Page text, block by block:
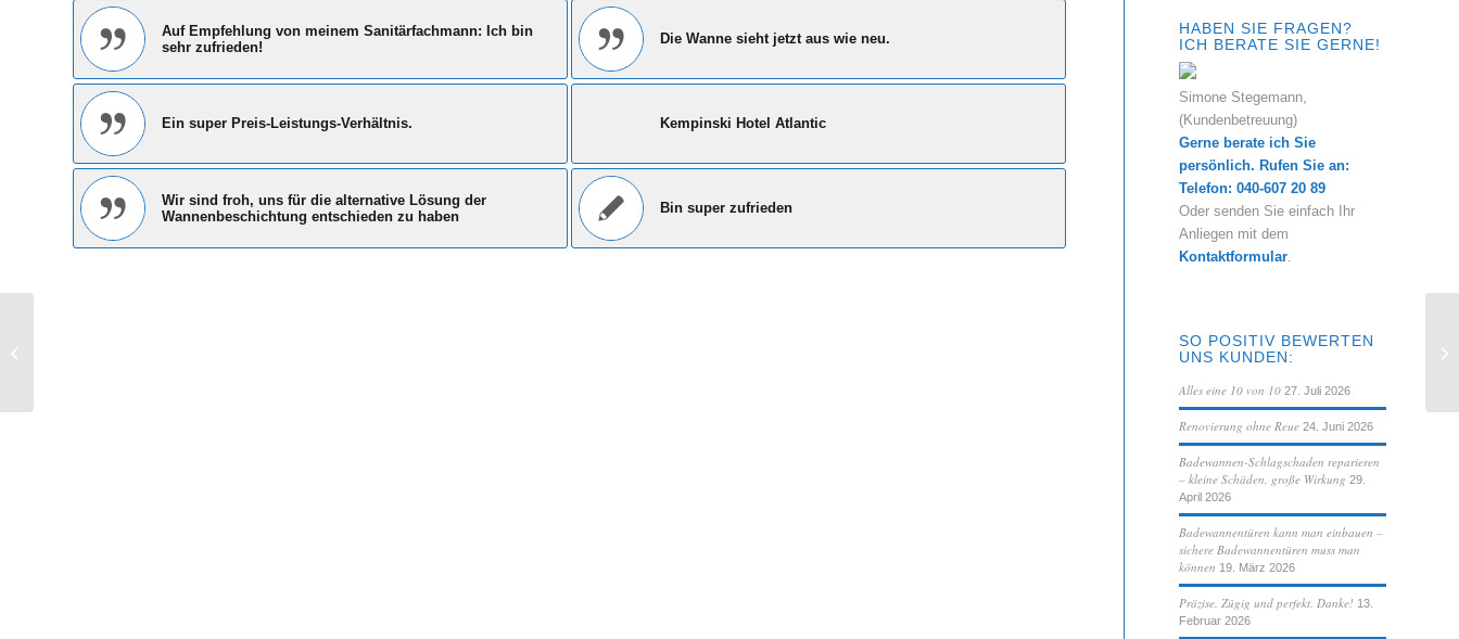
Auf Empfehlung von meinem Sanitärfachmann: Ich bin
sehr zufrieden!
Die Wanne sieht jetzt aus wie neu.
Ein super Preis-Leistungs-Verhältnis. Kempinski Hotel Atlantic
Wir sind froh, uns für die alternative Lösung der
Wannenbeschichtung entschieden zu haben
Bin super zufrieden
HABEN SIE FRAGEN?
ICH BERATE SIE GERNE!
Simone Stegemann,
(Kundenbetreuung)
Gerne berate ich Sie
persönlich. Rufen Sie an:
Telefon: 040-607 20 89
Oder senden Sie einfach Ihr
Anliegen mit dem
Kontaktformular
SO POSITIV BEWERTEN
UNS KUNDEN:
Alles eine 10 von 10 27. Juli 2026
Renovierung ohne Reue 24. Juni 2026
Badewannen-Schlagschaden reparieren
– kleine Schäden, große Wirkung 29.
April 2026
Badewannentüren kann man einbauen –
sichere Badewannentüren muss man
können 19. März 2026
Präzise. Zügig und perfekt. Danke! 13.
Februar 2026